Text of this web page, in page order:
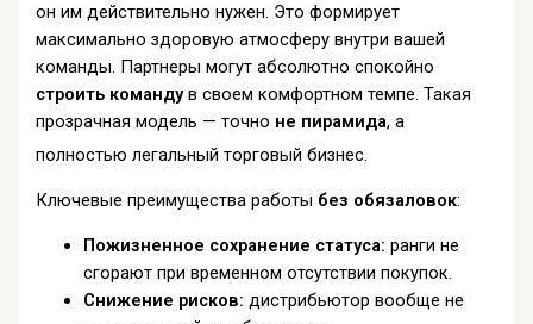
он им действительно нужен. Это формирует
максимально здоровую атмосферу внутри вашей
команды. Партнеры могут абсолютно спокойно
строить командув своем комфортном темпе. Такая
прозрачная модель — точно не пирамида, а
полностью легальный торговый бизнес.
Ключевые преимущества работы без обязаловок:
Пожизненное сохранение статуса: ранги не
сгорают при временном отсутствии покупок.
Снижение рисков: дистрибьютор вообще не